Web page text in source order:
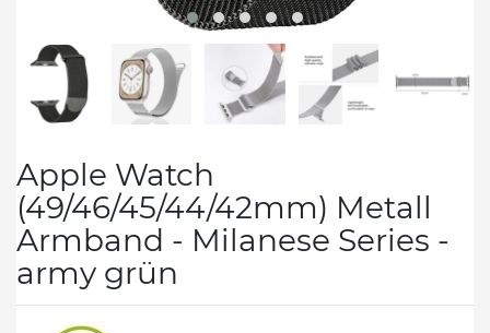
Apple Watch
(49/46/45/44/42mm) Metall
Armband - Milanese Series -
army grün